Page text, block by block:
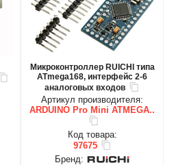
Микроконтроллер RUICHI типа
ATmega168, интерфейс 2-6
аналоговых входов
Артикул производителя:
ARDUINO Pro Mini ATMEGA..
Код товара:
97675
Бренд: